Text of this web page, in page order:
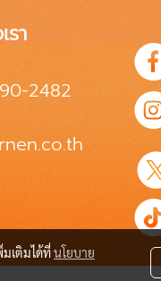
รา
2482
เติมได้ที่นโยบาย